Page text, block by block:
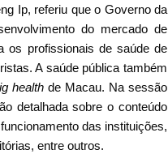
Ip, referiu que o Governo da
do mercado de
os profissionais de saúde de
A saúde pública também
health de Macau. Na sessão
detalhada sobre o conteúdo
das instituições,
entre outros.